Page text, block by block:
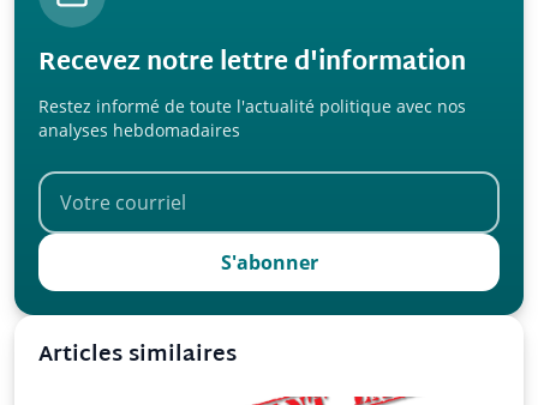
Recevez notre lettre d'information
Restez informé de toute l'actualité politique avec nos
analyses hebdomadaires
S'abonner
Articles similaires